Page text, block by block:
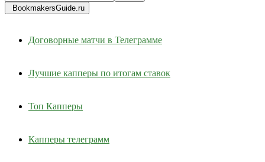
BookmakersGuide.ru
Договорные матчи в Телеграмме
Лучшие капперы по итогам ставок
Топ Капперы
Капперы телеграмм